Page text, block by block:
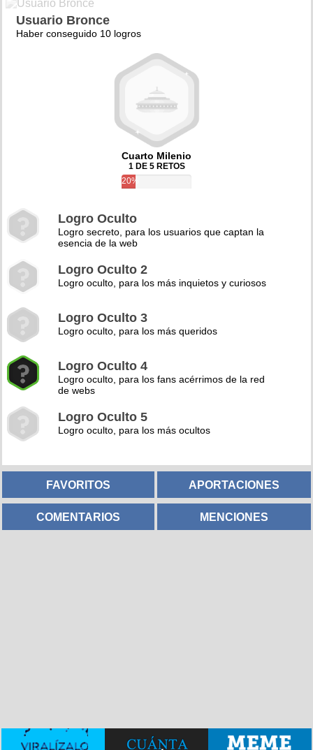
Usuario Bronce
Haber conseguido 10 logros
Cuarto Milenio
1 DE 5 RETOS
20%
Logro Oculto
Logro secreto, para los usuarios que captan la
esencia de la web
Logro Oculto 2
Logro oculto, para los más inquietos y curiosos
Logro Oculto 3
Logro oculto, para los más queridos
Logro Oculto 4
Logro oculto, para los fans acérrimos de la red
de webs
Logro Oculto 5
Logro oculto, para los más ocultos
FAVORITOS APORTACIONES
COMENTARIOS MENCIONES